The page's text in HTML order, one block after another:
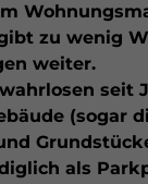
zu wenig
weiter.
seit
(sogar
als